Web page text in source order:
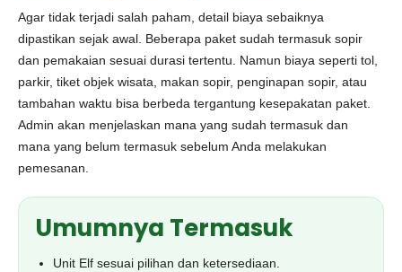
Agar tidak terjadi salah paham, detail biaya sebaiknya
dipastikan sejak awal. Beberapa paket sudah termasuk sopir
dan pemakaian sesuai durasi tertentu. Namun biaya seperti tol,
parkir, tiket objek wisata, makan sopir, penginapan sopir, atau
tambahan waktu bisa berbeda tergantung kesepakatan paket.
Admin akan menjelaskan mana yang sudah termasuk dan
mana yang belum termasuk sebelum Anda melakukan
pemesanan.
Umumnya Termasuk
Unit Elf sesuai pilihan dan ketersediaan.